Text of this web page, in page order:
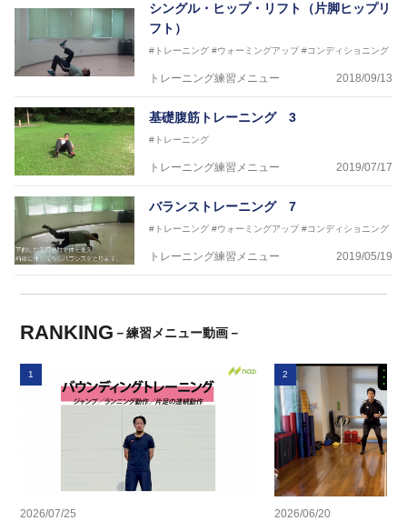
シングル・ヒップ・リフト（片脚ヒップリ
フト）
#トレーニング #ウォーミングアップ #コンディショニング
トレーニング練習メニュー 2018/09/13
基礎腹筋トレーニング 3
#トレーニング
トレーニング練習メニュー 2019/07/17
バランストレーニング 7
#トレーニング #ウォーミングアップ #コンディショニング
トレーニング練習メニュー 2019/05/19
RANKING －練習メニュー動画－
1
2026/07/25
2
2026/06/20